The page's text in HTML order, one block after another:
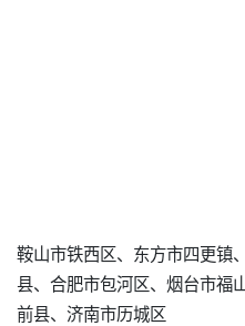
鞍山市铁西区、东方市四更镇
县、合肥市包河区、烟台市福
前县、济南市历城区